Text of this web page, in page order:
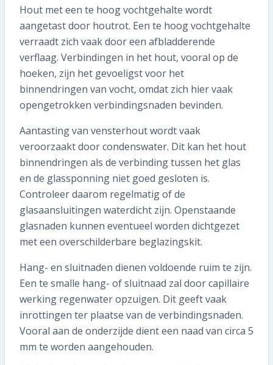
Hout met een te hoog vochtgehalte wordt
aangetast door houtrot. Een te hoog vochtgehalte
verraadt zich vaak door een afbladderende
verflaag. Verbindingen in het hout, vooral op de
hoeken, zijn het gevoeligst voor het
binnendringen van vocht, omdat zich hier vaak
opengetrokken verbindingsnaden bevinden.
Aantasting van vensterhout wordt vaak
veroorzaakt door condenswater. Dit kan het hout
binnendringen als de verbinding tussen het glas
en de glassponning niet goed gesloten is.
Controleer daarom regelmatig of de
glasaansluitingen waterdicht zijn. Openstaande
glasnaden kunnen eventueel worden dichtgezet
met een overschilderbare beglazingskit.
Hang- en sluitnaden dienen voldoende ruim te zijn.
Een te smalle hang- of sluitnaad zal door capillaire
werking regenwater opzuigen. Dit geeft vaak
inrottingen ter plaatse van de verbindingsnaden.
Vooral aan de onderzijde dient een naad van circa 5
mm te worden aangehouden.